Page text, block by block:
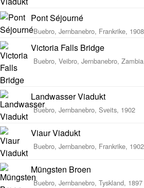
Pont Séjourné
Buebro, Jernbanebro, Frankrike, 1908
Victoria Falls Bridge
Buebro, Veibro, Jernbanebro,
Landwasser Viadukt
Buebro, Jernbanebro, Sveits, 1902
Viaur Viadukt
Buebro, Jernbanebro, Frankrike, 1902
Müngsten Broen
Buebro, Jernbanebro, Tyskland, 1897